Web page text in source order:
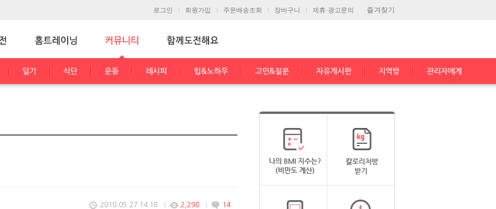
즐겨찾기
로그인 회원가입 주문배송조회 장바구니 제휴·광고문의
일기 식단 운동 레시피 팁&노하우 고민&질문 자유게시판 지역방 관리자에게
2018.05.27 14:18 2,298 14